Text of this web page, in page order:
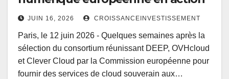
JUIN 16, 2026 CROISSANCEINVESTISSEMENT
Paris, le 12 juin 2026 - Quelques semaines après la
sélection du consortium réunissant DEEP, OVHcloud
et Clever Cloud par la Commission européenne pour
fournir des services de cloud souverain aux…